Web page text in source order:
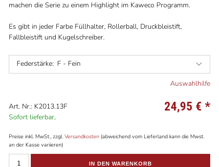
machen die Serie zu einem Highlight im Kaweco Programm.
Es gibt in jeder Farbe Füllhalter, Rollerball, Druckbleistift,
Fallbleistift und Kugelschreiber.
Federstärke: F - Fein
Auswahlhilfe
Art. Nr.: K2013.13F
Sofort lieferbar,
24,95 € *
Preise inkl. MwSt., zzgl. Versandkosten(abweichend vom Lieferland kann die Mwst.
an der Kasse variieren)
IN DEN WARENKORB